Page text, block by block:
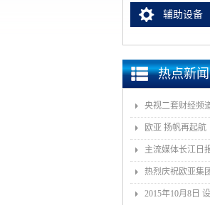
辅助设备
热点新闻
欧亚 扬帆再起航